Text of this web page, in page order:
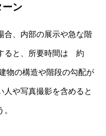
ン
合、内部の展示や急な階
ると、所要時間は 約
物の構造や階段の勾配が
人や写真撮影を含めると